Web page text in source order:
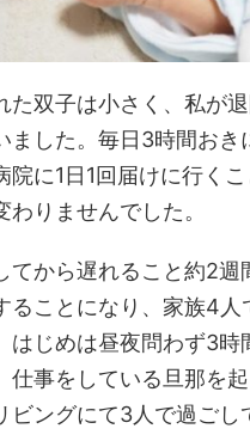
た双子は小さく、私が
ました。毎日3時間おき
院に1日1回届けに行く
わりませんでした。
てから遅れること約2週
ることになり、家族4人
はじめは昼夜問わず3時
仕事をしている旦那を
ビングにて3人で過ごし